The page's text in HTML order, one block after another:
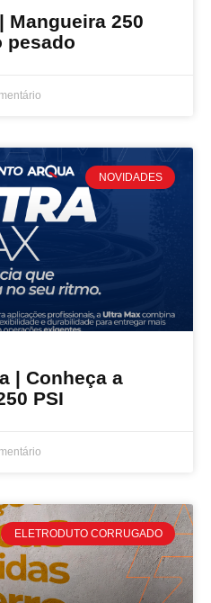
Mangueira 250
pesado
NOVIDADES
| Conheça a
PSI
ELETRODUTO CORRUGADO